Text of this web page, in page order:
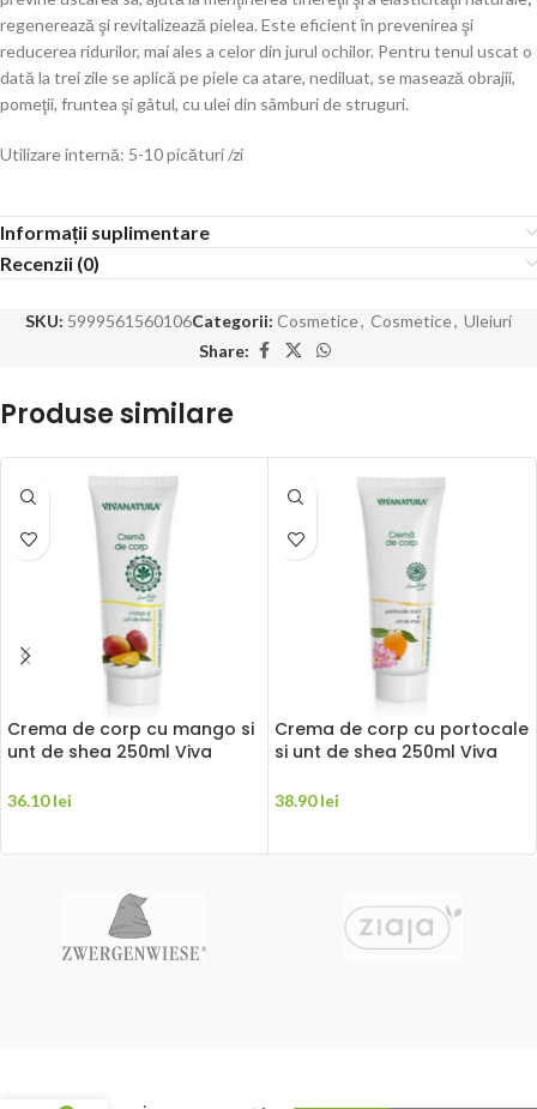
regenerează şi revitalizează pielea. Este eficient în prevenirea şi
reducerea ridurilor, mai ales a celor din jurul ochilor. Pentru tenul uscat o
dată la trei zile se aplică pe piele ca atare, nediluat, se masează obrajii,
pomeţii, fruntea şi gâtul, cu ulei din sâmburi de struguri.
Utilizare internă: 5-10 picături /zi
Informații suplimentare
Recenzii (0)
SKU: 5999561560106Categorii: Cosmetice, Cosmetice, Uleiuri
Share:
Produse similare
Crema de corp cu mango si
unt de shea 250ml Viva
36.10lei
Crema de corp cu portocale
si unt de shea 250ml Viva
38.90lei